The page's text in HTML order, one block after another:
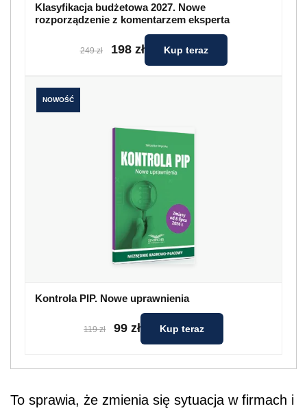
Klasyfikacja budżetowa 2027. Nowe
rozporządzenie z komentarzem eksperta
249 zł 198 zł Kup teraz
NOWOŚĆ
Kontrola PIP. Nowe uprawnienia
119 zł 99 zł Kup teraz
To sprawia, że zmienia się sytuacja w firmach i